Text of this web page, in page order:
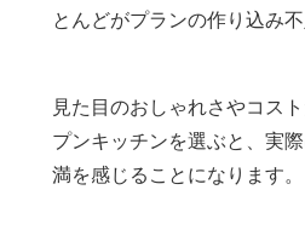
とんどがプランの作り込み不
見た目のおしゃれさやコス
プンキッチンを選ぶと、実
満を感じることになります。